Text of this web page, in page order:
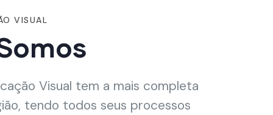
VISUAL
Visual tem a mais completa
tendo todos seus processos